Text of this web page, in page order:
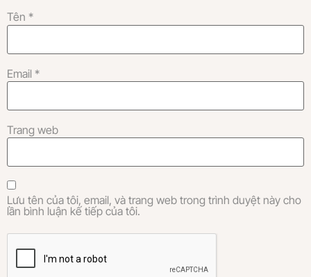
Tên *
Email *
Trang web
Lưu tên của tôi, email, và trang web trong trình duyệt này cho
lần bình luận kế tiếp của tôi.